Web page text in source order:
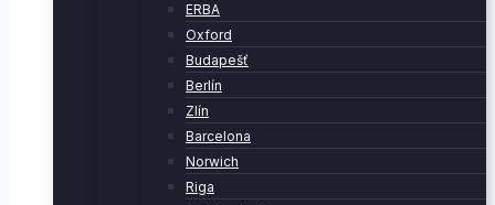
ERBA
Oxford
Budapešť
Berlín
Zlín
Barcelona
Norwich
Riga